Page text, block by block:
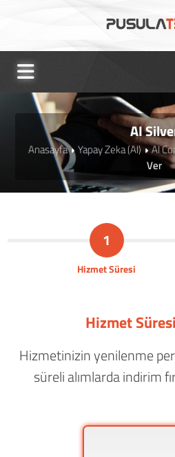
AI
Anasayfa Yapay Zeka (AI) AI
Ver
1
Hizmet Süresi
Hizmet
Hizmetinizin yenilenme
süreli alımlarda indirim